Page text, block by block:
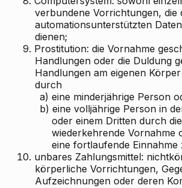
verbundene Vorrichtungen, die
automationsunterstützten
dienen;
9. Prostitution: die Vornahme
Handlungen oder die Duldung
Handlungen am eigenen
durch
a) eine minderjährige Person
b) eine volljährige Person in
oder einem Dritten durch die
wiederkehrende Vornahme
eine fortlaufende
10. unbares Zahlungsmittel:
körperliche Vorrichtungen,
Aufzeichnungen oder deren